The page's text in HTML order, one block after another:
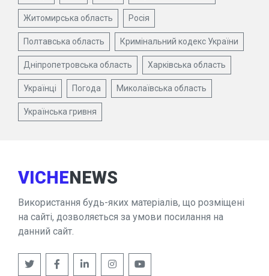
Житомирська область Росія
Полтавська область Кримінальний кодекс України
Дніпропетровська область Харківська область
Українці Погода Миколаївська область
Українська гривня
VICHENEWS
Використання будь-яких матеріалів, що розміщені
на сайті, дозволяється за умови посилання на
данний сайт.